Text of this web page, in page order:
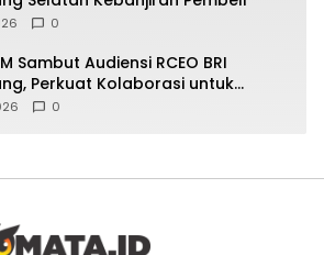
0
Sambut Audiensi RCEO BRI
Perkuat Kolaborasi untuk
Layanan dan SDM
0